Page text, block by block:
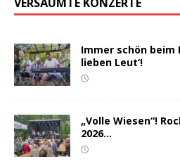
Immer schön beim
lieben Leut‘!
„Volle Wiesen“!
2026…